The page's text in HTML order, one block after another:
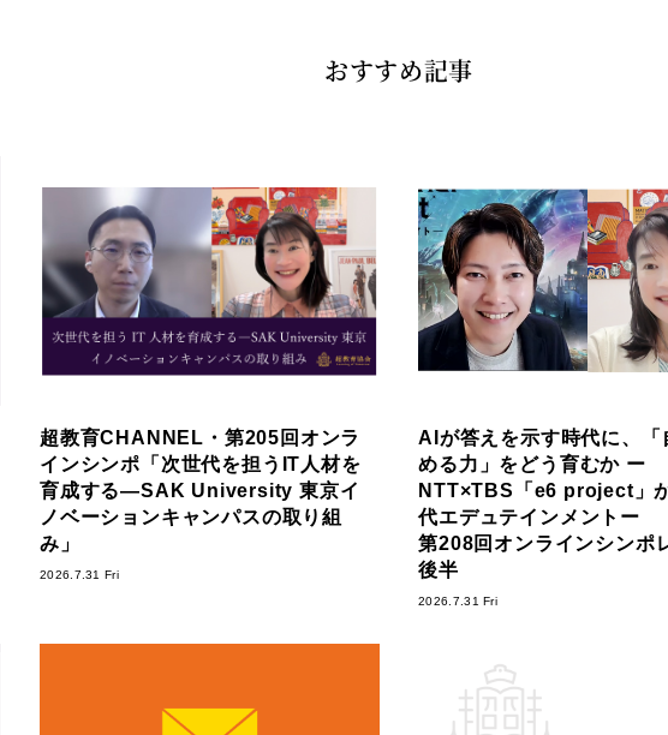
おすすめ記事
超教育CHANNEL・第205回オンラ
インシンポ「次世代を担うIT人材を
育成する―SAK University 東京イ
ノベーションキャンパスの取り組
み」
2026.7.31 Fri
AIが答えを示す時代に、「
める力」をどう育むか ー
NTT×TBS「e6 project」
代エデュテインメントー
第208回オンラインシンポ
後半
2026.7.31 Fri